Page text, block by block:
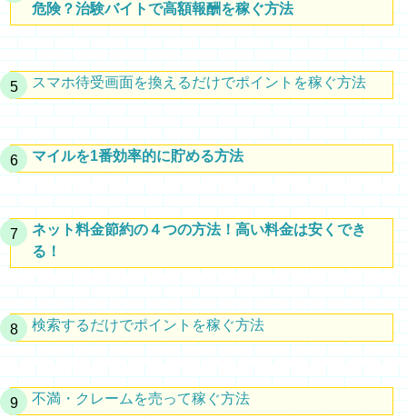
危険？治験バイトで高額報酬を稼ぐ方法
スマホ待受画面を換えるだけでポイントを稼ぐ方法
マイルを1番効率的に貯める方法
ネット料金節約の４つの方法！高い料金は安くでき
る！
検索するだけでポイントを稼ぐ方法
不満・クレームを売って稼ぐ方法